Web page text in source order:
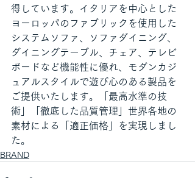
得しています。イタリアを中心とした
ヨーロッパのファブリックを使用した
システムソファ、ソファダイニング、
ダイニングテーブル、チェア、テレビ
ボードなど機能性に優れ、モダンカジ
ュアルスタイルで遊び心のある製品を
ご提供いたします。「最高水準の技
術」「徹底した品質管理」世界各地の
素材による「適正価格」を実現しまし
た。
BRAND